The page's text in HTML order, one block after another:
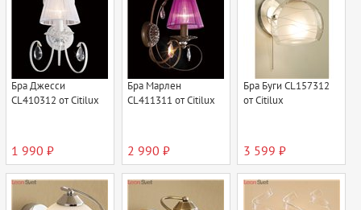
Бра Джесси
CL410312 от Citilux
1 990 ₽
Бра Марлен
CL411311 от Citilux
2 990 ₽
Бра Буги CL157312
от Citilux
3 599 ₽